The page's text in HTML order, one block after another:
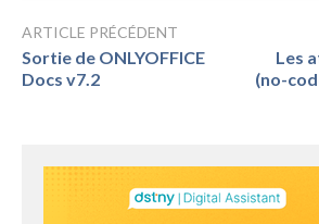
ARTICLE PRÉCÉDENT
Sortie de ONLYOFFICE
Docs v7.2
Les
(no-